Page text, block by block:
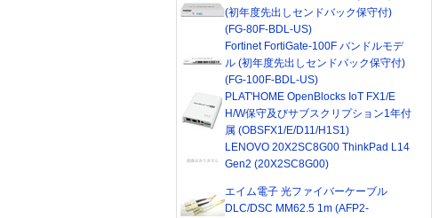
(初年度先出しセンドバック保守付)
(FG-80F-BDL-US)
Fortinet FortiGate-100F バンドルモデ
ル (初年度先出しセンドバック保守付)
(FG-100F-BDL-US)
PLAT'HOME OpenBlocks IoT FX1/E
H/W保守及びサブスクリプション1年付
属 (OBSFX1/E/D11/H1S1)
LENOVO 20X2SC8G00 ThinkPad L14
Gen2 (20X2SC8G00)
エイム電子 光ファイバーケーブル
DLC/DSC MM62.5 1m (AFP2-